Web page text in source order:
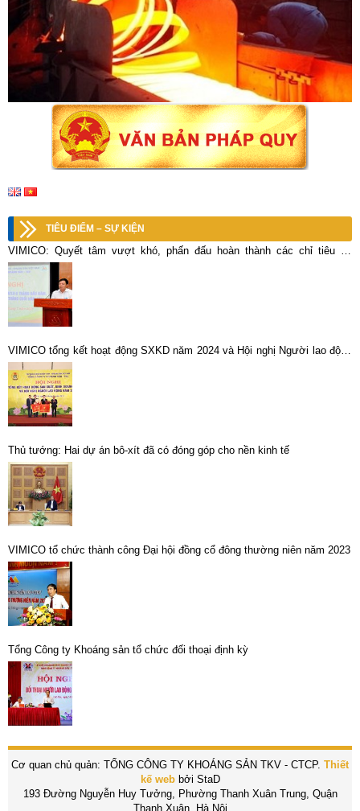
TIÊU ĐIỂM – SỰ KIỆN
VIMICO: Quyết tâm vượt khó, phấn đấu hoàn thành các chỉ tiêu kế
hoạch 6 tháng cuối năm 2021
VIMICO tổng kết hoạt động SXKD năm 2024 và Hội nghị Người lao động
năm 2025
Thủ tướng: Hai dự án bô-xít đã có đóng góp cho nền kinh tế
VIMICO tổ chức thành công Đại hội đồng cổ đông thường niên năm 2023
Tổng Công ty Khoáng sản tổ chức đối thoại định kỳ
Cơ quan chủ quản: TỔNG CÔNG TY KHOÁNG SẢN TKV - CTCP. Thiết
kế webbởi StaD
193 Đường Nguyễn Huy Tưởng, Phường Thanh Xuân Trung, Quận
Thanh Xuân, Hà Nội